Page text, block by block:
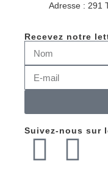
Adresse : 291
Recevez notre
Suivez-nous sur